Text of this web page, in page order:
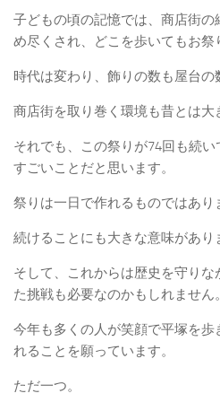
子どもの頃の記憶では、商店街
め尽くされ、どこを歩いてもお祭
時代は変わり、飾りの数も屋台の
商店街を取り巻く環境も昔とは大
それでも、この祭りが74回も続
すごいことだと思います。
祭りは一日で作れるものではあり
続けることにも大きな意味があり
そして、これからは歴史を守り
た挑戦も必要なのかもしれません。
今年も多くの人が笑顔で平塚を歩
れることを願っています。
ただ一つ。